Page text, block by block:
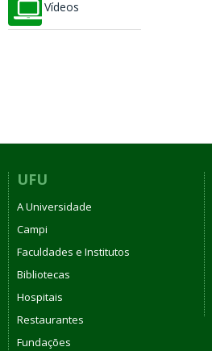
Vídeos
UFU
A Universidade
Campi
Faculdades e Institutos
Bibliotecas
Hospitais
Restaurantes
Fundações